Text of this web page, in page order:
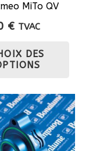
MiTo QV
€ TVAC
DES
Les